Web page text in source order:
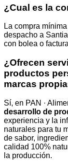
¿Cual es la
La compra
despacho a
con bolea o
¿Ofrecen
productos
marcas
Sí, en PAN ·
desarrollo de
experiencia y la
naturales para tu
de sabor,
calidad 100%
la producción.